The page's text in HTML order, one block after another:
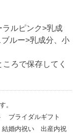
ルピンク>乳成
ルー>乳成分、小
ろで保存してく
。
ブライダルギフト
婚内祝い 出産内祝